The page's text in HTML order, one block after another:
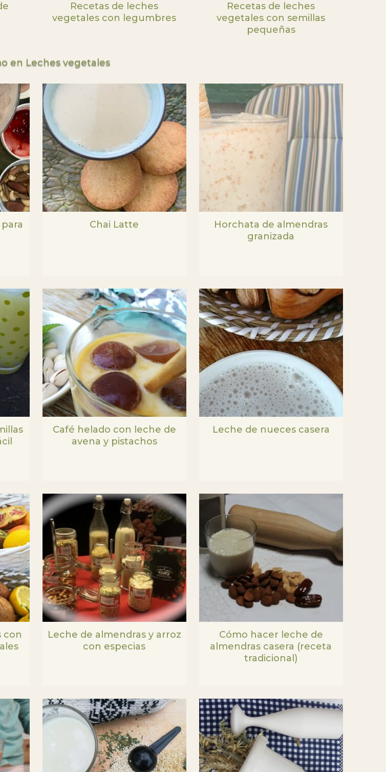
Recetas de leches
vegetales con legumbres
Recetas de leches
vegetales con semillas
pequeñas
en Leches vegetales
Chai Latte
Horchata de almendras
granizada
Café helado con leche de
avena y pistachos
Leche de nueces casera
con
Leche de almendras y arroz
con especias
Cómo hacer leche de
almendras casera (receta
tradicional)